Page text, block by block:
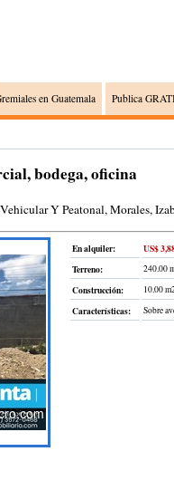
en Guatemala Publica
bodega, oficina
Y Peatonal, Morales,
En alquiler:
US$
Terreno: 240.00
Construcción: 10.00
Características: Sobre